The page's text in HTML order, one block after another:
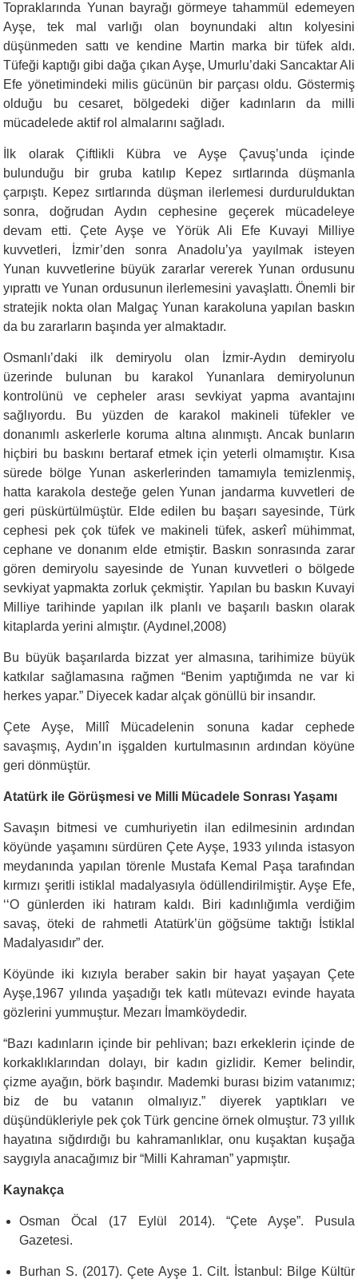
Topraklarında Yunan bayrağı görmeye tahammül edemeyen
Ayşe, tek mal varlığı olan boynundaki altın kolyesini
düşünmeden sattı ve kendine Martin marka bir tüfek aldı.
Tüfeği kaptığı gibi dağa çıkan Ayşe, Umurlu’daki Sancaktar Ali
Efe yönetimindeki milis gücünün bir parçası oldu. Göstermiş
olduğu bu cesaret, bölgedeki diğer kadınların da milli
mücadelede aktif rol almalarını sağladı.
İlk olarak Çiftlikli Kübra ve Ayşe Çavuş’unda içinde
bulunduğu bir gruba katılıp Kepez sırtlarında düşmanla
çarpıştı. Kepez sırtlarında düşman ilerlemesi durdurulduktan
sonra, doğrudan Aydın cephesine geçerek mücadeleye
devam etti. Çete Ayşe ve Yörük Ali Efe Kuvayi Milliye
kuvvetleri, İzmir’den sonra Anadolu’ya yayılmak isteyen
Yunan kuvvetlerine büyük zararlar vererek Yunan ordusunu
yıprattı ve Yunan ordusunun ilerlemesini yavaşlattı. Önemli bir
stratejik nokta olan Malgaç Yunan karakoluna yapılan baskın
da bu zararların başında yer almaktadır.
Osmanlı’daki ilk demiryolu olan İzmir-Aydın demiryolu
üzerinde bulunan bu karakol Yunanlara demiryolunun
kontrolünü ve cepheler arası sevkiyat yapma avantajını
sağlıyordu. Bu yüzden de karakol makineli tüfekler ve
donanımlı askerlerle koruma altına alınmıştı. Ancak bunların
hiçbiri bu baskını bertaraf etmek için yeterli olmamıştır. Kısa
sürede bölge Yunan askerlerinden tamamıyla temizlenmiş,
hatta karakola desteğe gelen Yunan jandarma kuvvetleri de
geri püskürtülmüştür. Elde edilen bu başarı sayesinde, Türk
cephesi pek çok tüfek ve makineli tüfek, askerî mühimmat,
cephane ve donanım elde etmiştir. Baskın sonrasında zarar
gören demiryolu sayesinde de Yunan kuvvetleri o bölgede
sevkiyat yapmakta zorluk çekmiştir. Yapılan bu baskın Kuvayi
Milliye tarihinde yapılan ilk planlı ve başarılı baskın olarak
kitaplarda yerini almıştır. (Aydınel,2008)
Bu büyük başarılarda bizzat yer almasına, tarihimize büyük
katkılar sağlamasına rağmen “Benim yaptığımda ne var ki
herkes yapar.” Diyecek kadar alçak gönüllü bir insandır.
Çete Ayşe, Millî Mücadelenin sonuna kadar cephede
savaşmış, Aydın’ın işgalden kurtulmasının ardından köyüne
geri dönmüştür.
Atatürk ile Görüşmesi ve Milli Mücadele Sonrası Yaşamı
Savaşın bitmesi ve cumhuriyetin ilan edilmesinin ardından
köyünde yaşamını sürdüren Çete Ayşe, 1933 yılında istasyon
meydanında yapılan törenle Mustafa Kemal Paşa tarafından
kırmızı şeritli istiklal madalyasıyla ödüllendirilmiştir. Ayşe Efe,
‘‘O günlerden iki hatıram kaldı. Biri kadınlığımla verdiğim
savaş, öteki de rahmetli Atatürk’ün göğsüme taktığı İstiklal
Madalyasıdır” der.
Köyünde iki kızıyla beraber sakin bir hayat yaşayan Çete
Ayşe,1967 yılında yaşadığı tek katlı mütevazı evinde hayata
gözlerini yummuştur. Mezarı İmamköydedir.
“Bazı kadınların içinde bir pehlivan; bazı erkeklerin içinde de
korkaklıklarından dolayı, bir kadın gizlidir. Kemer belindir,
çizme ayağın, börk başındır. Mademki burası bizim vatanımız;
biz de bu vatanın olmalıyız.” diyerek yaptıkları ve
düşündükleriyle pek çok Türk gencine örnek olmuştur. 73 yıllık
hayatına sığdırdığı bu kahramanlıklar, onu kuşaktan kuşağa
saygıyla anacağımız bir “Milli Kahraman” yapmıştır.
Kaynakça
Osman Öcal (17 Eylül 2014). “Çete Ayşe”. Pusula
Gazetesi.
Burhan S. (2017). Çete Ayşe 1. Cilt. İstanbul: Bilge Kültür